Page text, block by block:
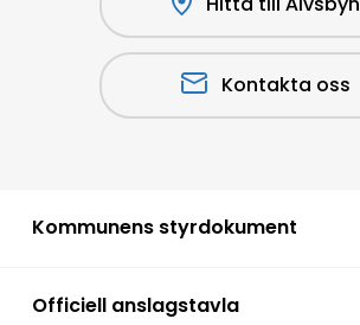
Kontakta oss
Kommunens styrdokument
Officiell anslagstavla